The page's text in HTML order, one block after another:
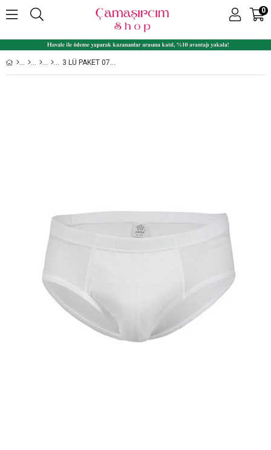
0
3 LÜ PAKET 07 % 100 PAMUK RIBANA ERKEK ÇOCUK SLIP KOM